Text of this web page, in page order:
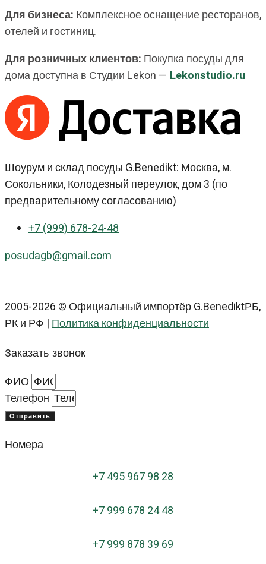
Для бизнеса: Комплексное оснащение ресторанов,
отелей и гостиниц.
Для розничных клиентов: Покупка посуды для
дома доступна в Студии Lekon — Lekonstudio.ru
Шоурум и склад посуды G.Benedikt: Москва, м.
Сокольники, Колодезный переулок, дом 3 (по
предварительному согласованию)
+7 (999) 678-24-48
posudagb@gmail.com
2005-2026 © Официальный импортёр G.BenediktРБ,
РК и РФ |Политика конфиденциальности
Заказать звонок
ФИО
Телефон
Отправить
Номера
+7 495 967 98 28
+7 999 678 24 48
+7 999 878 39 69